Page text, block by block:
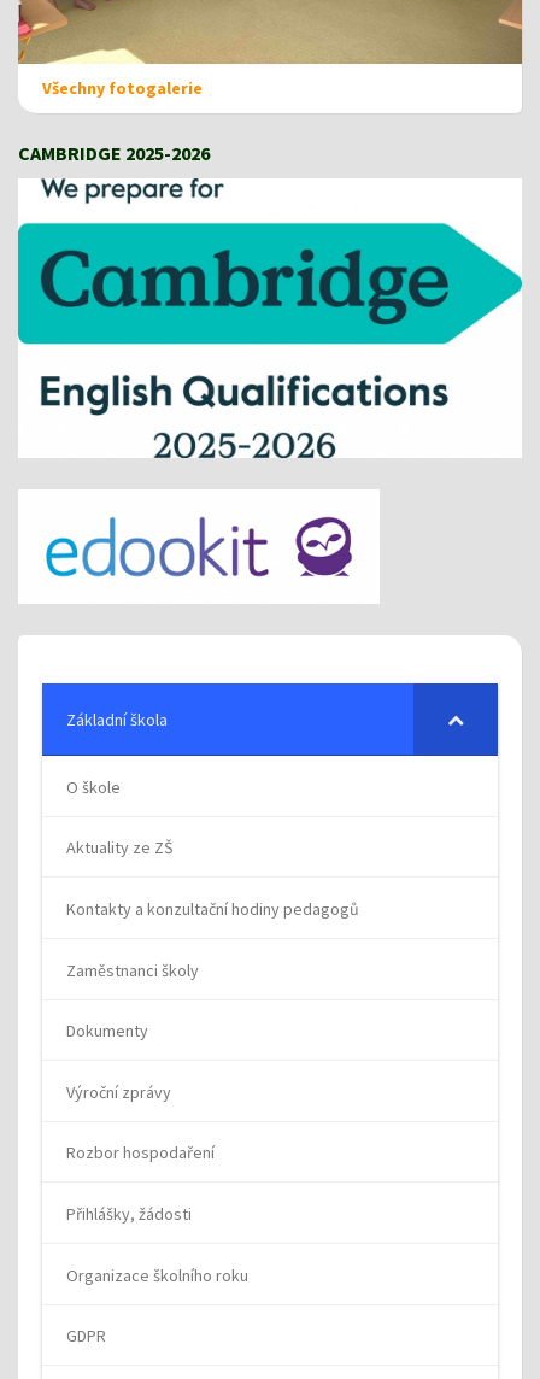
Všechny fotogalerie
CAMBRIDGE 2025-2026
Základní škola
O škole
Aktuality ze ZŠ
Kontakty a konzultační hodiny pedagogů
Zaměstnanci školy
Dokumenty
Výroční zprávy
Rozbor hospodaření
Přihlášky, žádosti
Organizace školního roku
GDPR